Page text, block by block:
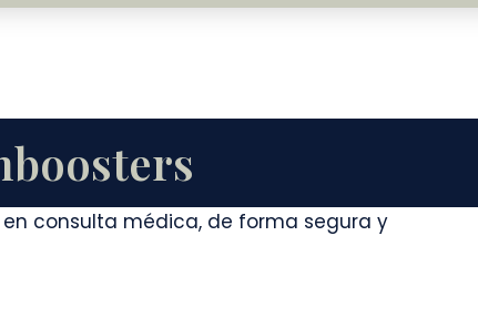
en consulta médica, de forma segura y